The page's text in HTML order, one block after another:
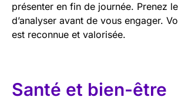
présenter en fin de journée. Prenez
d’analyser avant de vous engager.
est reconnue et valorisée.
Santé et bien-être